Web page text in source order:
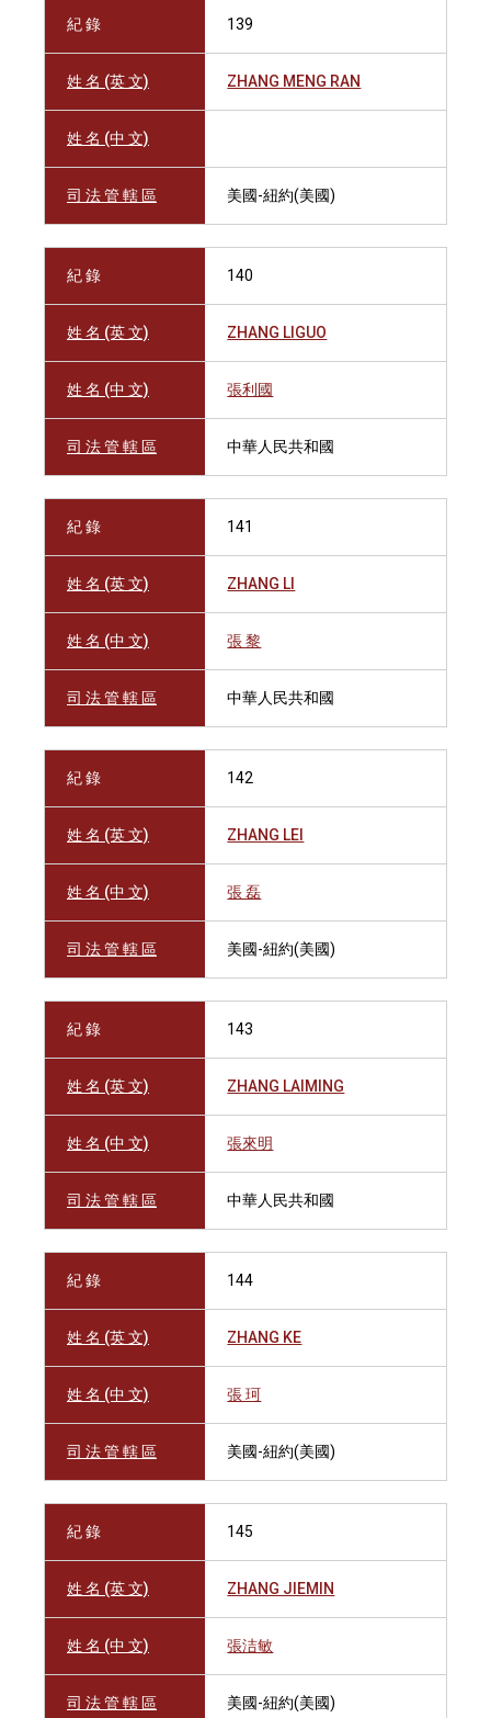
紀 錄 139
姓 名 (英 文) ZHANG MENG RAN
姓 名 (中 文)
司 法 管 轄 區 美國-紐約(美國)
紀 錄 140
姓 名 (英 文) ZHANG LIGUO
姓 名 (中 文) 張利國
司 法 管 轄 區 中華人民共和國
紀 錄 141
姓 名 (英 文) ZHANG LI
姓 名 (中 文) 張 黎
司 法 管 轄 區 中華人民共和國
紀 錄 142
姓 名 (英 文) ZHANG LEI
姓 名 (中 文) 張 磊
司 法 管 轄 區 美國-紐約(美國)
紀 錄 143
姓 名 (英 文) ZHANG LAIMING
姓 名 (中 文) 張來明
司 法 管 轄 區 中華人民共和國
紀 錄 144
姓 名 (英 文) ZHANG KE
姓 名 (中 文) 張 珂
司 法 管 轄 區 美國-紐約(美國)
紀 錄 145
姓 名 (英 文) ZHANG JIEMIN
姓 名 (中 文) 張洁敏
司 法 管 轄 區 美國-紐約(美國)